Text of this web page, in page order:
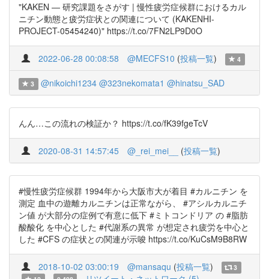
"KAKEN — 研究課題をさがす | 慢性疲労症候群におけるカル
ニチン動態と疲労症状との関連について (KAKENHI-
PROJECT-05454240)" https://t.co/7FN2LP9D0O
2022-06-28 00:08:58 @MECFS10 (投稿一覧) 4
3 @nikoichi1234 @323nekomata1 @hinatsu_SAD
んん…この流れの検証か？ https://t.co/fK39fgeTcV
2020-08-31 14:57:45 @_rei_mei__ (投稿一覧)
#慢性疲労症候群 1994年から大阪市大が着目 #カルニチン を
測定 血中の遊離カルニチンは正常ながら、 #アシルカルニチ
ン値 が大部分の症例で有意に低下 #ミトコンドリア の #脂肪
酸酸化 を中心とした #代謝系の異常 が想定され疲労を中心と
した #CFS の症状との関連が示唆 https://t.co/KuCsM9B8RW
2018-10-02 03:00:19 @mansaqu (投稿一覧)
3